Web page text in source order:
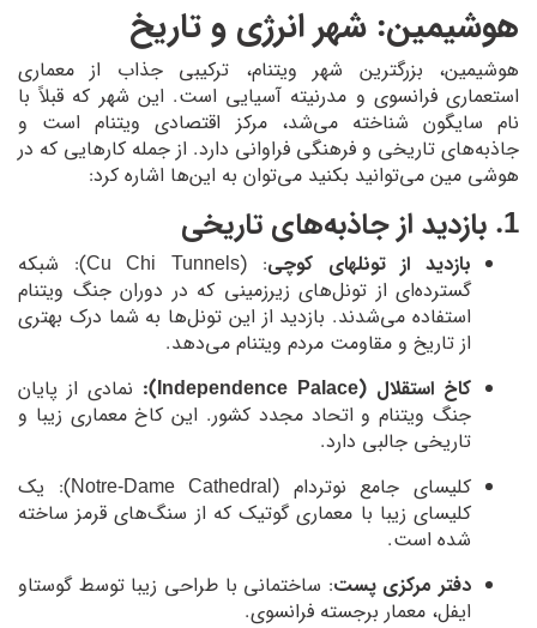
هوشیمین: شهر انرژی و تاریخ
هوشیمین، بزرگترین شهر ویتنام، ترکیبی جذاب از معماری
استعماری فرانسوی و مدرنیته آسیایی است. این شهر که قبلاً با
نام سایگون شناخته می‌شد، مرکز اقتصادی ویتنام است و
جاذبه‌های تاریخی و فرهنگی فراوانی دارد. از جمله کارهایی که در
هوشی مین می‌توانید بکنید می‌توان به این‌ها اشاره کرد:
1. بازدید از جاذبه‌های تاریخی
بازدید از تونلهای کوچی
: (Cu Chi Tunnels): شبکه
گسترده‌ای از تونل‌های زیرزمینی که در دوران جنگ ویتنام
استفاده می‌شدند. بازدید از این تونل‌ها به شما درک بهتری
از تاریخ و مقاومت مردم ویتنام می‌دهد.
کاخ استقلال (Independence Palace):
نمادی از پایان
جنگ ویتنام و اتحاد مجدد کشور. این کاخ معماری زیبا و
تاریخی جالبی دارد.
کلیسای جامع نوتردام (Notre-Dame Cathedral): یک
کلیسای زیبا با معماری گوتیک که از سنگ‌های قرمز ساخته
شده است.
دفتر مرکزی پست: ساختمانی با طراحی زیبا توسط گوستاو
ایفل، معمار برجسته فرانسوی.